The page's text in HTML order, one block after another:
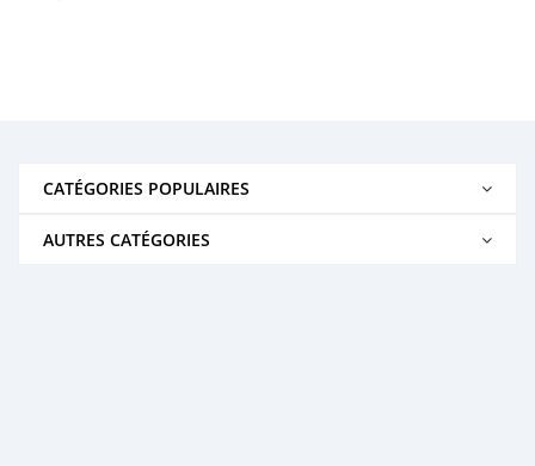
CATÉGORIES POPULAIRES
AUTRES CATÉGORIES